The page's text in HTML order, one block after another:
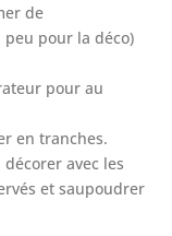
de
pour la déco)
pour au
en tranches.
avec les
et saupoudrer